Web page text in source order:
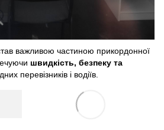
важливою частиною прикордонної
швидкість, безпеку та
перевізників і водіїв.